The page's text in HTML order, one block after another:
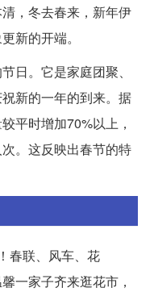
，冬去春来，新年伊
新的开端。
日。它是家庭团聚、
新的一年的到来。据
平时增加70%以上，
。这反映出春节的特
春联、风车、花
一家子齐来逛花市，